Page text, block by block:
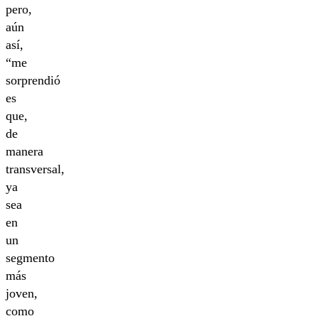
pero,
aún
así,
“me
sorprendió
es
que,
de
manera
transversal,
ya
sea
en
un
segmento
más
joven,
como